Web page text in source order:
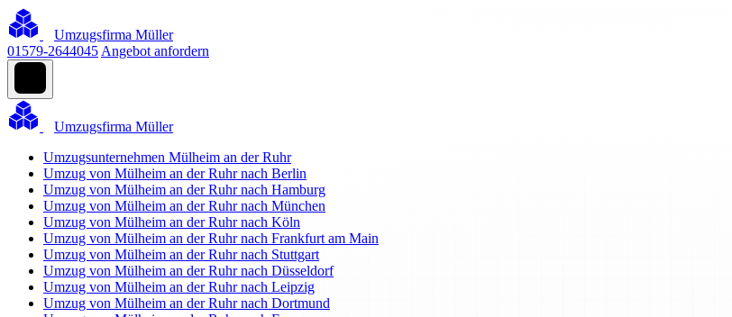
Umzugsfirma Müller
01579-2644045 Angebot anfordern
Umzugsfirma Müller
Umzugsunternehmen Mülheim an der Ruhr
Umzug von Mülheim an der Ruhr nach Berlin
Umzug von Mülheim an der Ruhr nach Hamburg
Umzug von Mülheim an der Ruhr nach München
Umzug von Mülheim an der Ruhr nach Köln
Umzug von Mülheim an der Ruhr nach Frankfurt am Main
Umzug von Mülheim an der Ruhr nach Stuttgart
Umzug von Mülheim an der Ruhr nach Düsseldorf
Umzug von Mülheim an der Ruhr nach Leipzig
Umzug von Mülheim an der Ruhr nach Dortmund